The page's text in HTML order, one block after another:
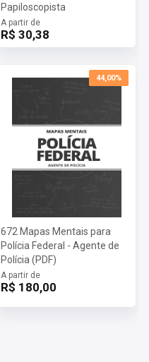
Papiloscopista
A partir de
R$ 30,38
44,00%
672 Mapas Mentais para
Polícia Federal - Agente de
Polícia (PDF)
A partir de
R$ 180,00